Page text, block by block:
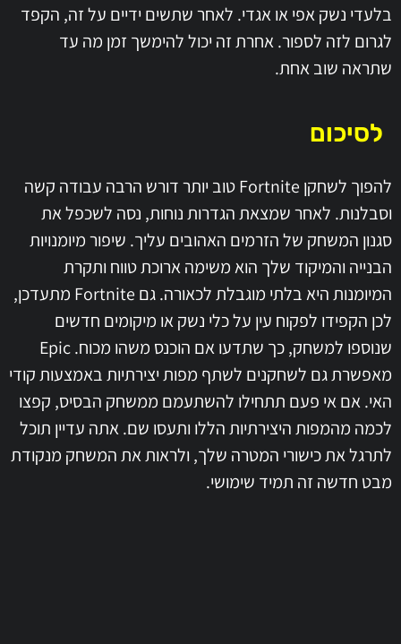
בלעדי נשק אפי או אגדי. לאחר שתשים ידיים על זה, הקפד
לגרום לזה לספור. אחרת זה יכול להימשך זמן מה עד
שתראה שוב אחת.
לסיכום
להפוך לשחקן Fortnite טוב יותר דורש הרבה עבודה קשה
וסבלנות. לאחר שמצאת הגדרות נוחות, נסה לשכפל את
סגנון המשחק של הזרמים האהובים עליך. שיפור מיומנויות
הבנייה והמיקוד שלך הוא משימה ארוכת טווח ותקרת
המיומנות היא בלתי מוגבלת לכאורה. גם Fortnite מתעדכן,
לכן הקפידו לפקוח עין על כלי נשק או מיקומים חדשים
שנוספו למשחק, כך שתדעו אם הוכנס משהו מכוח. Epic
מאפשרת גם לשחקנים לשתף מפות יצירתיות באמצעות קודי
האי. אם אי פעם תתחילו להשתעמם ממשחק הבסיס, קפצו
לכמה מהמפות היצירתיות הללו ותעסו שם. אתה עדיין תוכל
לתרגל את כישורי המטרה שלך, ולראות את המשחק מנקודת
מבט חדשה זה תמיד שימושי.